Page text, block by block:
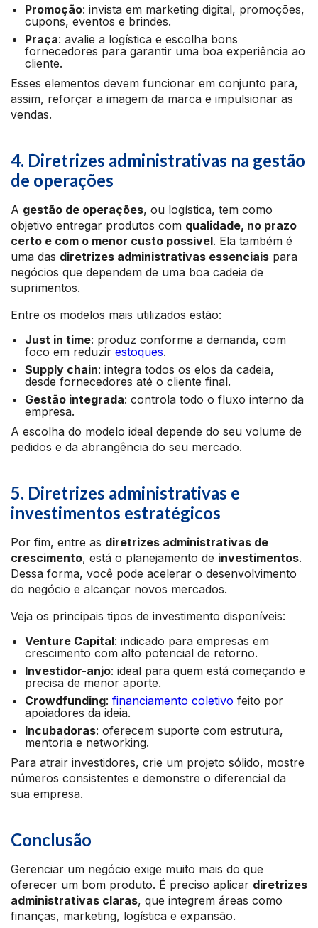
Promoção: invista em marketing digital, promoções,
cupons, eventos e brindes.
Praça: avalie a logística e escolha bons
fornecedores para garantir uma boa experiência ao
cliente.
Esses elementos devem funcionar em conjunto para,
assim, reforçar a imagem da marca e impulsionar as
vendas.
4. Diretrizes administrativas na gestão
de operações
A gestão de operações, ou logística, tem como
objetivo entregar produtos com qualidade, no prazo
certo e com o menor custo possível. Ela também é
uma das diretrizes administrativas essenciais para
negócios que dependem de uma boa cadeia de
suprimentos.
Entre os modelos mais utilizados estão:
Just in time: produz conforme a demanda, com
foco em reduzir estoques.
Supply chain: integra todos os elos da cadeia,
desde fornecedores até o cliente final.
Gestão integrada: controla todo o fluxo interno da
empresa.
A escolha do modelo ideal depende do seu volume de
pedidos e da abrangência do seu mercado.
5. Diretrizes administrativas e
investimentos estratégicos
Por fim, entre as diretrizes administrativas de
crescimento, está o planejamento de investimentos.
Dessa forma, você pode acelerar o desenvolvimento
do negócio e alcançar novos mercados.
Veja os principais tipos de investimento disponíveis:
Venture Capital: indicado para empresas em
crescimento com alto potencial de retorno.
Investidor-anjo: ideal para quem está começando e
precisa de menor aporte.
Crowdfunding: financiamento coletivo feito por
apoiadores da ideia.
Incubadoras: oferecem suporte com estrutura,
mentoria e networking.
Para atrair investidores, crie um projeto sólido, mostre
números consistentes e demonstre o diferencial da
sua empresa.
Conclusão
Gerenciar um negócio exige muito mais do que
oferecer um bom produto. É preciso aplicar diretrizes
administrativas claras, que integrem áreas como
finanças, marketing, logística e expansão.